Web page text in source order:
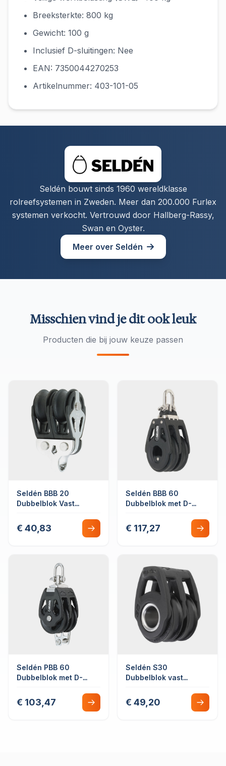
Breeksterkte: 800 kg
Gewicht: 100 g
Inclusief D-sluitingen: Nee
EAN: 7350044270253
Artikelnummer: 403-101-05
Seldén bouwt sinds 1960 wereldklasse
rolreefsystemen in Zweden. Meer dan 200.000 Furlex
systemen verkocht. Vertrouwd door Hallberg-Rassy,
Swan en Oyster.
Meer over Seldén
Misschien vind je dit ook leuk
Producten die bij jouw keuze passen
Seldén BBB 20
Dubbelblok Vast
€ 40,83
Seldén BBB 60
Dubbelblok met D-
€ 117,27
Seldén PBB 60
Dubbelblok met D-
€ 103,47
Seldén S30
Dubbelblok vast
lijnbevestiging
€ 49,20